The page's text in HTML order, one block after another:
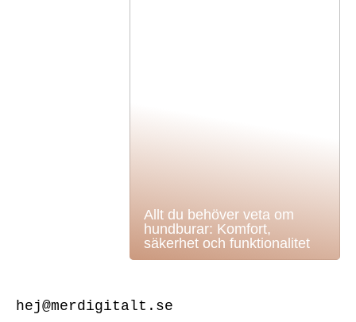
Allt du behöver veta om
hundburar: Komfort,
säkerhet och funktionalitet
hej@merdigitalt.se